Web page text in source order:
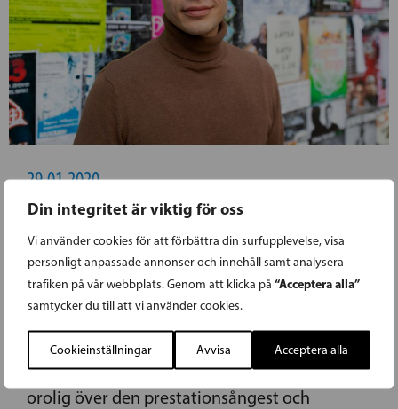
Din integritet är viktig för oss
Vi använder cookies för att förbättra din surfupplevelse, visa
personligt anpassade annonser och innehåll samt analysera
trafiken på vår webbplats. Genom att klicka på “Acceptera alla”
samtycker du till att vi använder cookies.
Cookieinställningar Avvisa Acceptera alla
29.01.2020
WICKSTRÖM: NYA
ANTAGNINGSSYSTEMET TILL
HÖGSKOLOR ÖKAR
PRESTATIONSÅNGESTEN BLAND UNGA
SFP:s vice ordförande Henrik Wickström är
orolig över den prestationsångest och